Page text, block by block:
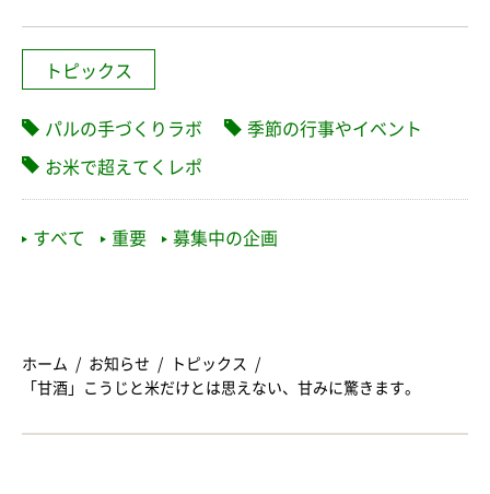
トピックス
パルの手づくりラボ 季節の行事やイベント
お米で超えてくレポ
すべて 重要 募集中の企画
ホーム お知らせ
トピックス
「甘酒」こうじと米だけとは思えない、甘みに驚きます。